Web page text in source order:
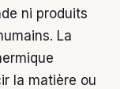
ni produits
La
la matière ou